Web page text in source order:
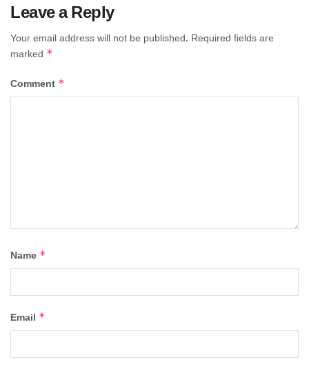
Leave a Reply
Your email address will not be published. Required fields are
marked *
Comment *
Name *
Email *